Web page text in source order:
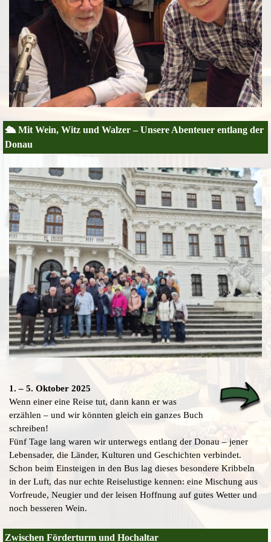
🛳️ Mit Wein, Witz und Walzer –Unsere Abenteuer entlang der
Donau
1. – 5. Oktober 2025
Wenn einer eine Reise tut, dann kann er was
erzählen – und wir könnten gleich ein ganzes Buch
schreiben!
Fünf Tage lang waren wir unterwegs entlang der Donau – jener
Lebensader, die Länder, Kulturen und Geschichten verbindet.
Schon beim Einsteigen in den Bus lag dieses besondere Kribbeln
in der Luft, das nur echte Reiselustige kennen: eine Mischung aus
Vorfreude, Neugier und der leisen Hoffnung auf gutes Wetter und
noch besseren Wein.
Zwischen Förderturm und Hochaltar